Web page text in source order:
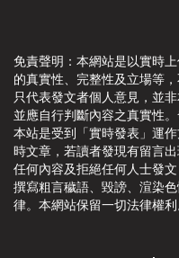
免責聲明：本網站是以實時
的真實性、完整性及立場等
只代表發文者個人意見，並
並應自行判斷內容之真實性
本站是受到「實時發表」運
時文章，若讀者發現有留言
任何內容及拒絕任何人士發
撰寫粗言穢語、毀謗、渲染
律。本網站保留一切法律權利